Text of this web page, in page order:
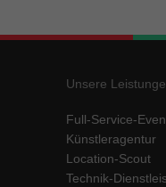
Unsere
Full-Service-
Künstleragentur
Location-Scout
Technik-
standardmäßig blockiert.
Cookie-
powered by Borlabs Cookie